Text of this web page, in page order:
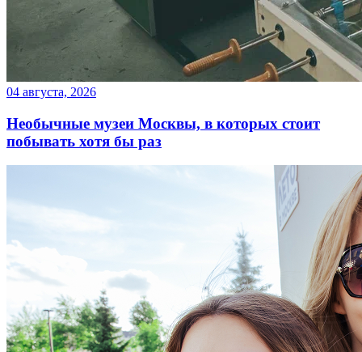
04 августа, 2026
Необычные музеи Москвы, в которых стоит
побывать хотя бы раз